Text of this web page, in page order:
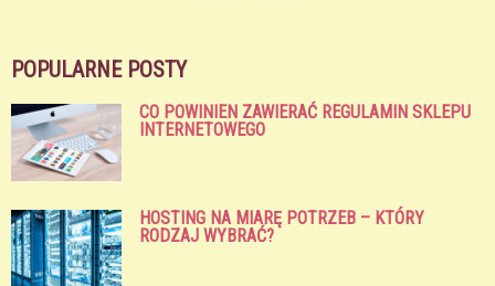
POPULARNE POSTY
CO POWINIEN ZAWIERAĆ REGULAMIN SKLEPU
INTERNETOWEGO
HOSTING NA MIARĘ POTRZEB – KTÓRY
RODZAJ WYBRAĆ?